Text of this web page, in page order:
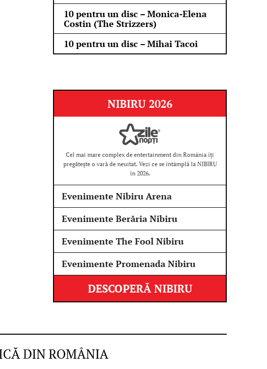
10 pentru un disc – Monica-Elena
Costin (The Strizzers)
10 pentru un disc – Mihai Tacoi
NIBIRU 2026
Cel mai mare complex de entertainment din România îți
pregătește o vară de neuitat. Vezi ce se întâmplă la NIBIRU
în 2026.
Evenimente Nibiru Arena
Evenimente Berăria Nibiru
Evenimente The Fool Nibiru
Evenimente Promenada Nibiru
DESCOPERĂ NIBIRU
DIN ROMÂNIA